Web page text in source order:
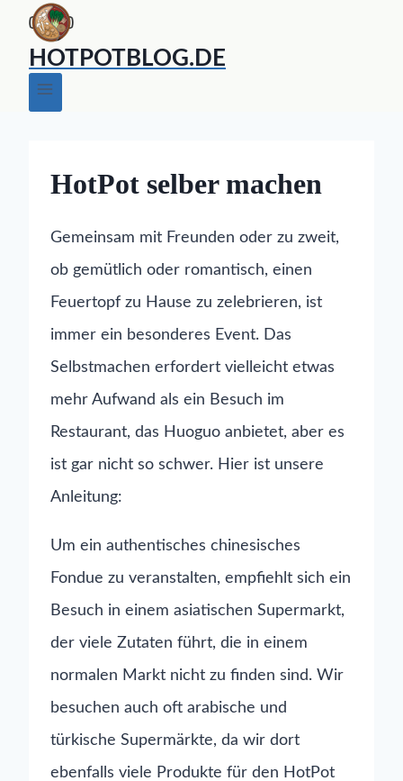
Zum
Inhalt
springen
HOTPOTBLOG.DE
HotPot selber machen
Gemeinsam mit Freunden oder zu zweit,
ob gemütlich oder romantisch, einen
Feuertopf zu Hause zu zelebrieren, ist
immer ein besonderes Event. Das
Selbstmachen erfordert vielleicht etwas
mehr Aufwand als ein Besuch im
Restaurant, das Huoguo anbietet, aber es
ist gar nicht so schwer. Hier ist unsere
Anleitung:
Um ein authentisches chinesisches
Fondue zu veranstalten, empfiehlt sich ein
Besuch in einem asiatischen Supermarkt,
der viele Zutaten führt, die in einem
normalen Markt nicht zu finden sind. Wir
besuchen auch oft arabische und
türkische Supermärkte, da wir dort
ebenfalls viele Produkte für den HotPot